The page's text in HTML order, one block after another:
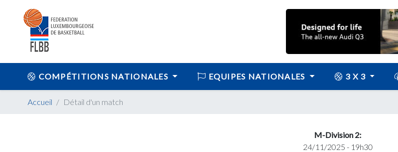
COMPÉTITIONS NATIONALES EQUIPES NATIONALES 3 X 3
Accueil Détail d'un match
M-Division 2:
24/11/2025 - 19h30